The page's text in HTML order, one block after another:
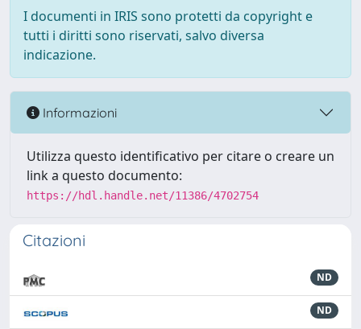
I documenti in IRIS sono protetti da copyright e
tutti i diritti sono riservati, salvo diversa
indicazione.
Informazioni
Utilizza questo identificativo per citare o creare un
link a questo documento:
https://hdl.handle.net/11386/4702754
Citazioni
ND
ND